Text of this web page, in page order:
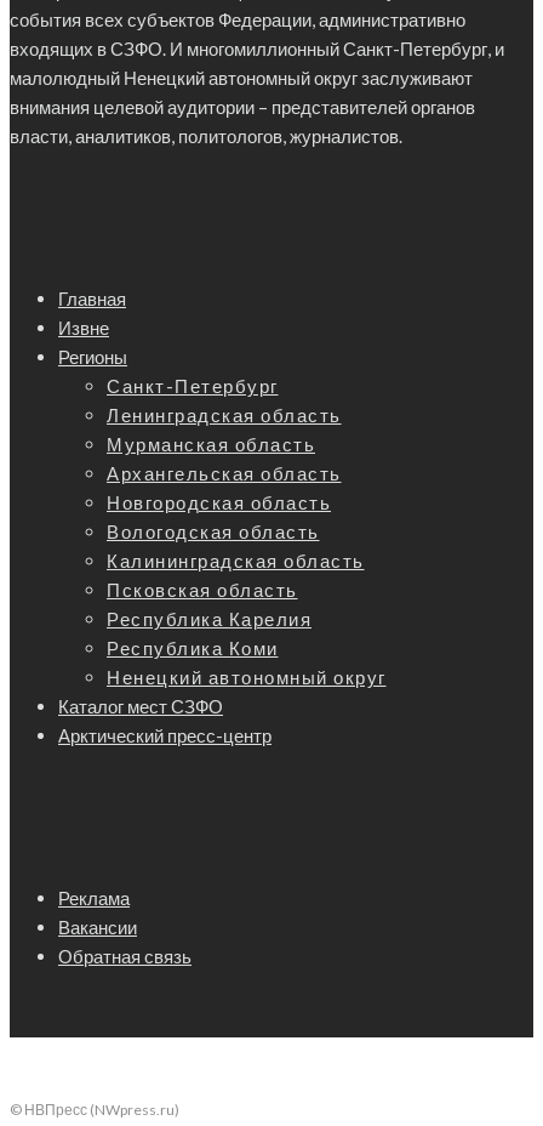
события всех субъектов Федерации, административно
входящих в СЗФО. И многомиллионный Санкт-Петербург, и
малолюдный Ненецкий автономный округ заслуживают
внимания целевой аудитории – представителей органов
власти, аналитиков, политологов, журналистов.
Главная
Извне
Регионы
Санкт-Петербург
Ленинградская область
Мурманская область
Архангельская область
Новгородская область
Вологодская область
Калининградская область
Псковская область
Республика Карелия
Республика Коми
Ненецкий автономный округ
Каталог мест СЗФО
Арктический пресс-центр
Реклама
Вакансии
Обратная связь
© НВПресс (NWpress.ru)